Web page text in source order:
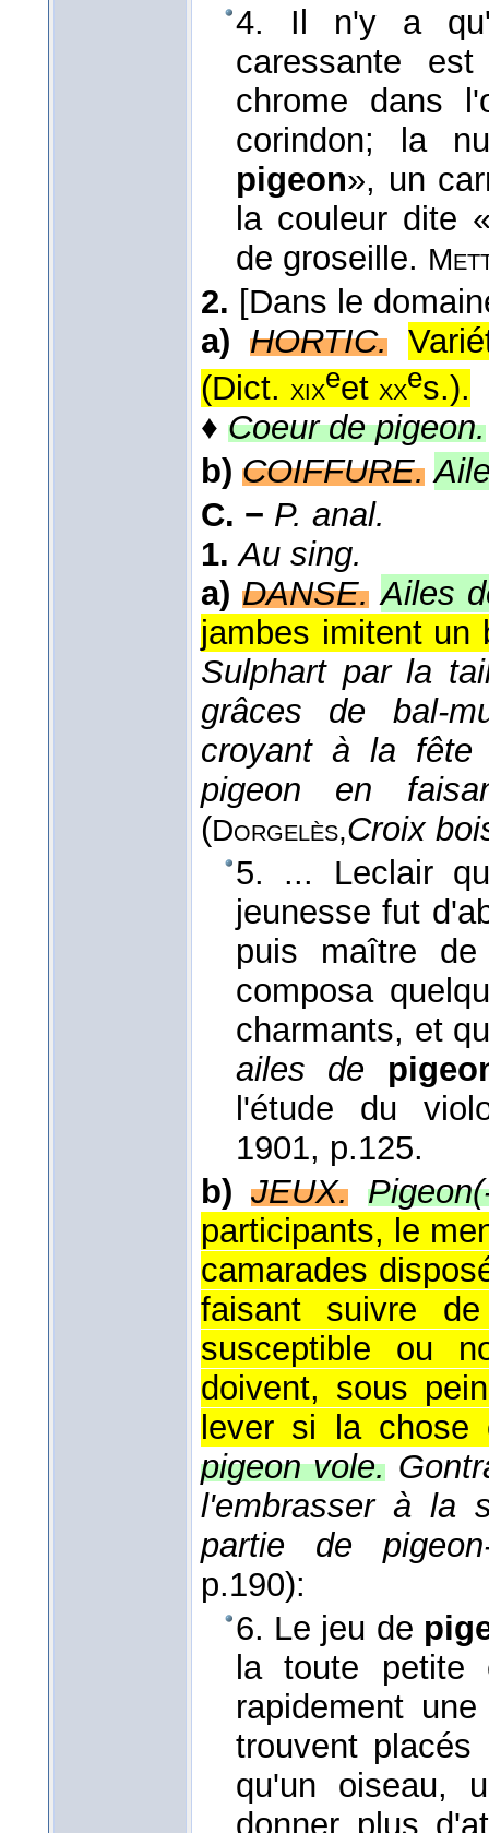
4. Il n'y a
caressante
chrome dans
corindon; la
pigeon», un
la couleur dite
de groseille.
2. [Dans le
a) HORTIC.
(Dict. xixeet xxes.).
♦ Coeur de pigeon.
b) COIFFURE.
C. − P. anal.
1. Au sing.
a) DANSE. Ailes
jambes imitent un
Sulphart par la
grâces de bal-
croyant à la fête
pigeon en
(Dorgelès,Croix
5. ... Leclair
jeunesse fut
puis maître
composa
charmants, et
ailes de
l'étude du
1901, p.125.
b) JEUX.
participants, le
camarades
faisant suivre
susceptible ou
doivent, sous
lever si la chose
pigeon vole.
l'embrasser à la
partie de
p.190):
6. Le jeu de
la toute petite
rapidement
trouvent
qu'un oiseau,
donner plus